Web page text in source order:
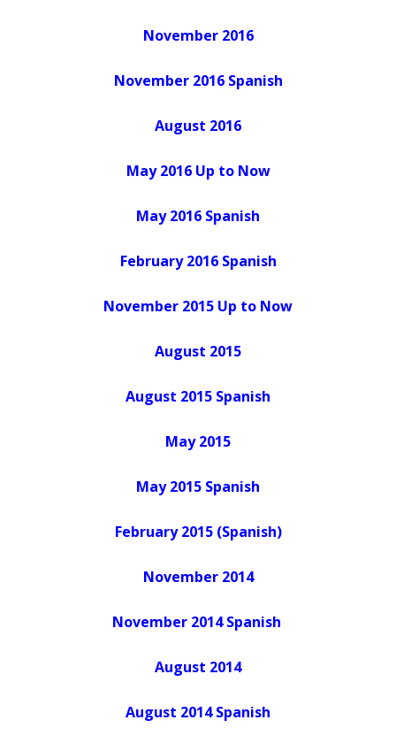
November 2016
November 2016 Spanish
August 2016
May 2016 Up to Now
May 2016 Spanish
February 2016 Spanish
November 2015 Up to Now
August 2015
August 2015 Spanish
May 2015
May 2015 Spanish
February 2015 (Spanish)
November 2014
November 2014 Spanish
August 2014
August 2014 Spanish